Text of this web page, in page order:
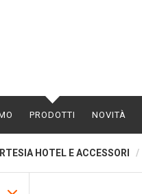
PRODOTTI NOVITÀ
HOTEL E ACCESSORI